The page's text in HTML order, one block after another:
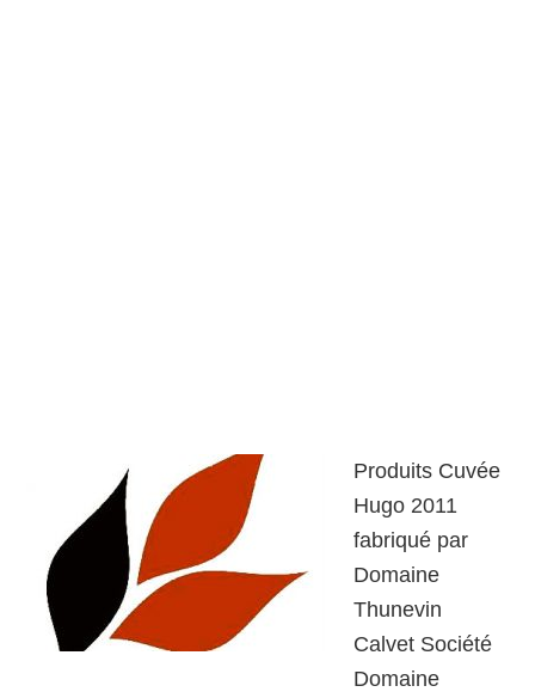
Produits Cuvée
Hugo 2011
fabriqué par
Domaine
Thunevin
Calvet Société
Domaine